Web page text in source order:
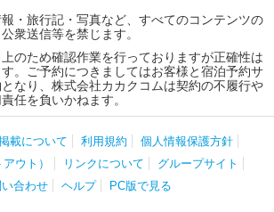
・旅行記・写真など、すべてのコンテンツの
衆送信等を禁じます。
のため確認作業を行っておりますが正確性は
。ご予約につきましてはお客様と宿泊予約サ
なり、株式会社カカクコムは契約の不履行や
任を負いかねます。
載について 利用規約
個人情報保護方針
ウト）
リンクについて
グループサイト
合わせ
ヘルプ PC版で見る